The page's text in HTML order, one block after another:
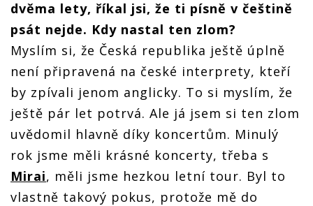
dvěma lety, říkal jsi, že ti písně v češtině
psát nejde. Kdy nastal ten zlom?
Myslím si, že Česká republika ještě úplně
není připravená na české interprety, kteří
by zpívali jenom anglicky. To si myslím, že
ještě pár let potrvá. Ale já jsem si ten zlom
uvědomil hlavně díky koncertům. Minulý
rok jsme měli krásné koncerty, třeba s
Mirai, měli jsme hezkou letní tour. Byl to
vlastně takový pokus, protože mě do